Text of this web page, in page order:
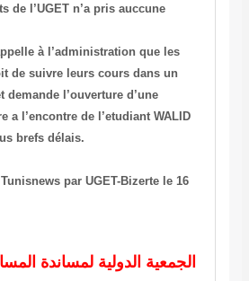
de l’UGET n’a pris auccune
à l’administration que les
de suivre leurs cours dans un
demande l’ouverture d’une
a l’encontre de l’etudiant WALID
brefs délais.
par UGET-Bizerte le 16
الجمعية الدولية لمساندة